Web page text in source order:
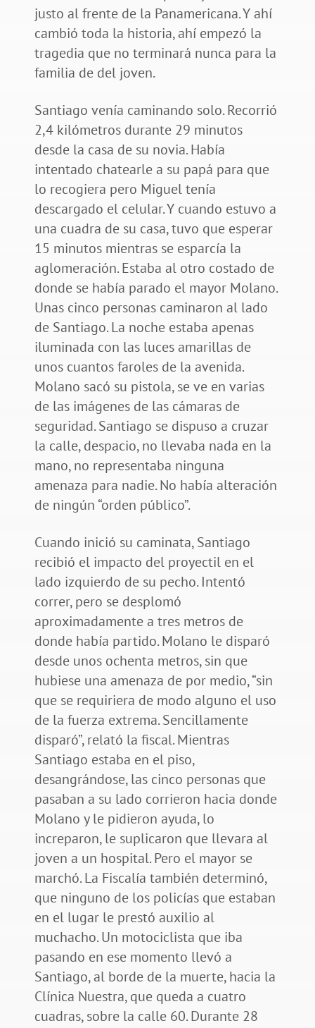
justo al frente de la Panamericana. Y ahí
cambió toda la historia, ahí empezó la
tragedia que no terminará nunca para la
familia de del joven.
Santiago venía caminando solo. Recorrió
2,4 kilómetros durante 29 minutos
desde la casa de su novia. Había
intentado chatearle a su papá para que
lo recogiera pero Miguel tenía
descargado el celular. Y cuando estuvo a
una cuadra de su casa, tuvo que esperar
15 minutos mientras se esparcía la
aglomeración. Estaba al otro costado de
donde se había parado el mayor Molano.
Unas cinco personas caminaron al lado
de Santiago. La noche estaba apenas
iluminada con las luces amarillas de
unos cuantos faroles de la avenida.
Molano sacó su pistola, se ve en varias
de las imágenes de las cámaras de
seguridad. Santiago se dispuso a cruzar
la calle, despacio, no llevaba nada en la
mano, no representaba ninguna
amenaza para nadie. No había alteración
de ningún “orden público”.
Cuando inició su caminata, Santiago
recibió el impacto del proyectil en el
lado izquierdo de su pecho. Intentó
correr, pero se desplomó
aproximadamente a tres metros de
donde había partido. Molano le disparó
desde unos ochenta metros, sin que
hubiese una amenaza de por medio, “sin
que se requiriera de modo alguno el uso
de la fuerza extrema. Sencillamente
disparó”, relató la fiscal. Mientras
Santiago estaba en el piso,
desangrándose, las cinco personas que
pasaban a su lado corrieron hacia donde
Molano y le pidieron ayuda, lo
increparon, le suplicaron que llevara al
joven a un hospital. Pero el mayor se
marchó. La Fiscalía también determinó,
que ninguno de los policías que estaban
en el lugar le prestó auxilio al
muchacho. Un motociclista que iba
pasando en ese momento llevó a
Santiago, al borde de la muerte, hacia la
Clínica Nuestra, que queda a cuatro
cuadras, sobre la calle 60. Durante 28